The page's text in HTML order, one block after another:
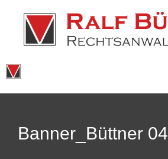
springen
Banner_Büttner 04